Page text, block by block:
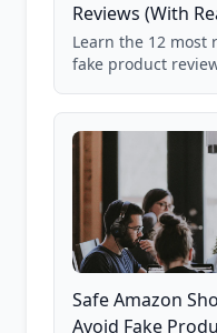
Reviews (With
Learn the 12
fake product
85,000+ analyzed
Safe Amazon
Avoid Fake